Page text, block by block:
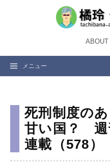
ツ
メニュー
死刑制度の
甘い国？ 週
連載（578）